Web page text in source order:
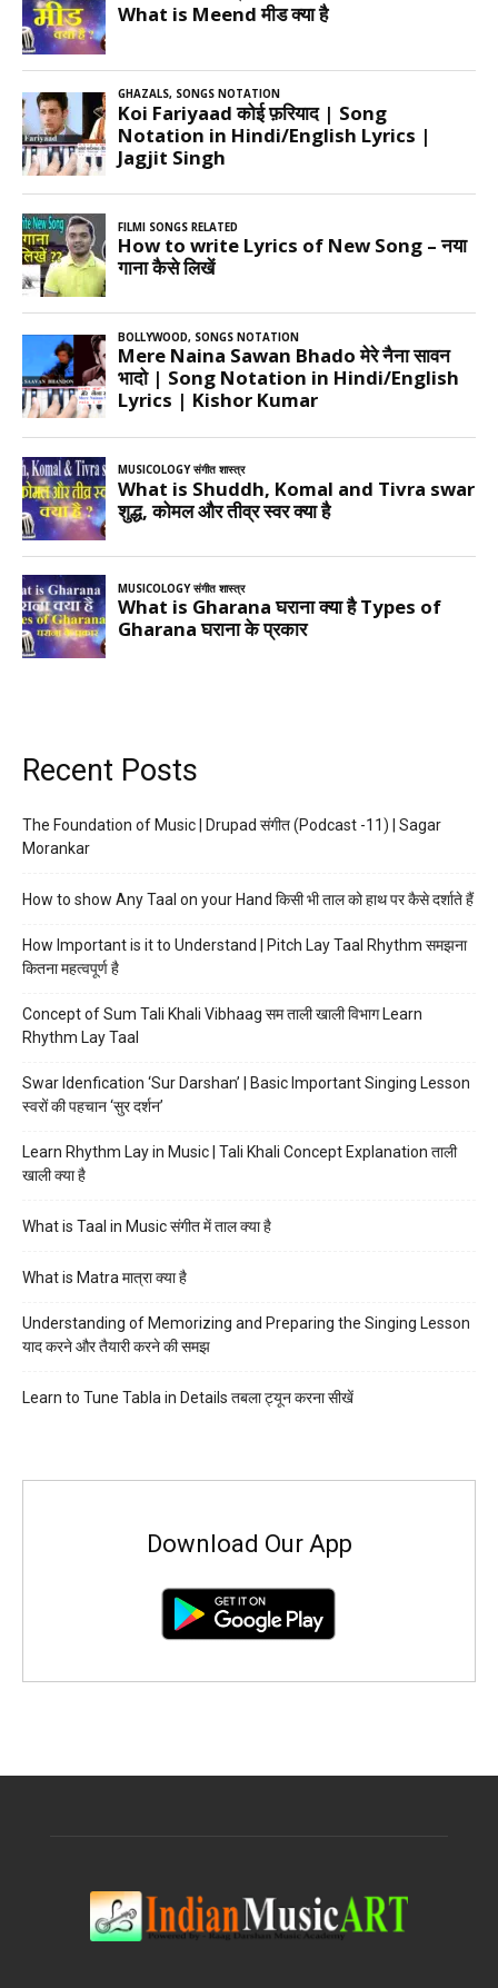
Recent Posts
The Foundation of Music | Drupad संगीत (Podcast -11) | Sagar
Morankar
How to show Any Taal on your Hand किसी भी ताल को हाथ पर कैसे दर्शाते हैं
How Important is it to Understand | Pitch Lay Taal Rhythm समझना
कितना महत्वपूर्ण है
Concept of Sum Tali Khali Vibhaag सम ताली खाली विभाग Learn
Rhythm Lay Taal
Swar Idenfication ‘Sur Darshan’ | Basic Important Singing Lesson
स्वरों की पहचान ‘सुर दर्शन’
Learn Rhythm Lay in Music | Tali Khali Concept Explanation ताली
खाली क्या है
What is Taal in Music संगीत में ताल क्या है
What is Matra मात्रा क्या है
Understanding of Memorizing and Preparing the Singing Lesson
याद करने और तैयारी करने की समझ
Learn to Tune Tabla in Details तबला ट्यून करना सीखें
Download Our App